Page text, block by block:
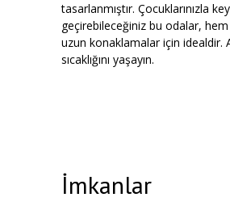
tasarlanmıştır. Çocuklarınızla
geçirebileceğiniz bu odalar, hem
uzun konaklamalar için idealdir.
sıcaklığını yaşayın.
İmkanlar